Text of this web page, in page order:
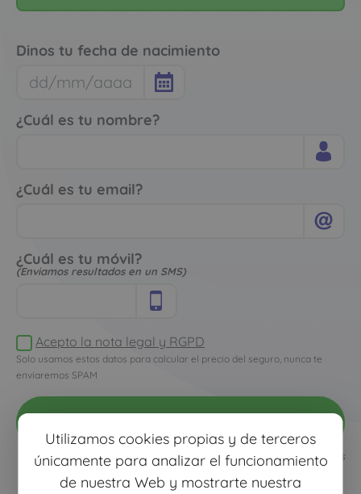
Utilizamos cookies propias y de terceros
únicamente para analizar el funcionamiento
de nuestra Web y mostrarte nuestra
Dinos tu fecha de nacimiento
¿Cuál es tu nombre?
¿Cuál es tu email?
¿Cuál es tu móvil?
(Enviamos resultados en un SMS)
Acepto la nota legal y RGPD
Solo usamos estos datos para calcular el precio del seguro, nunca te
enviaremos SPAM
Todos los campos son obligatorios